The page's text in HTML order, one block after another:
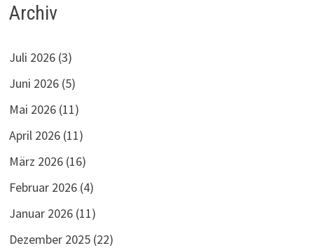
Archiv
Juli 2026 (3)
Juni 2026 (5)
Mai 2026 (11)
April 2026 (11)
März 2026 (16)
Februar 2026 (4)
Januar 2026 (11)
Dezember 2025 (22)